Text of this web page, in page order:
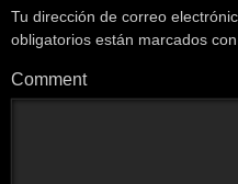
Tu dirección de correo
obligatorios están marcados con
Comment